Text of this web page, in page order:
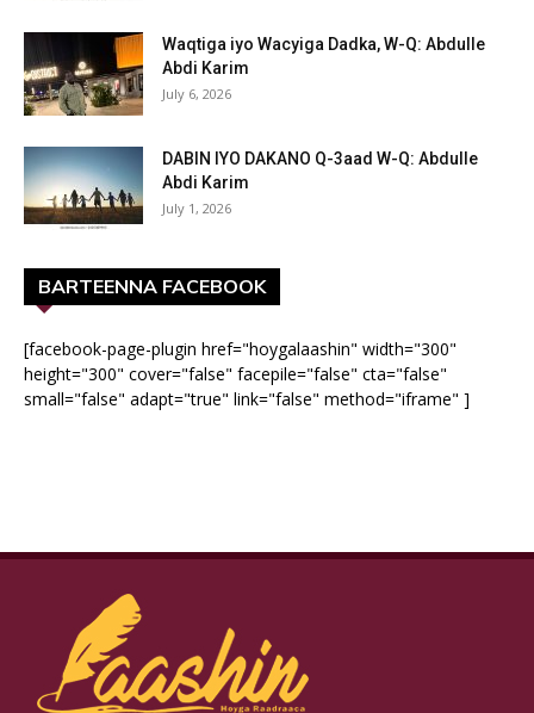
Waqtiga iyo Wacyiga Dadka, W-Q: Abdulle
Abdi Karim
July 6, 2026
DABIN IYO DAKANO Q-3aad W-Q: Abdulle
Abdi Karim
July 1, 2026
BARTEENNA FACEBOOK
[facebook-page-plugin href="hoygalaashin" width="300"
height="300" cover="false" facepile="false" cta="false"
small="false" adapt="true" link="false" method="iframe" ]